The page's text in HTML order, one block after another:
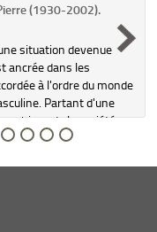
(1930-2002).
situation devenue
ancrée dans les
à l'ordre du monde
Partant d'une
de la société
expl...